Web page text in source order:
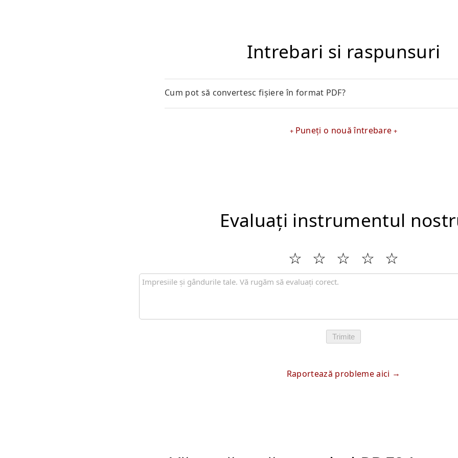
Intrebari si raspunsuri
Cum pot să convertesc fișiere în format PDF?
Puneți o nouă întrebare
Evaluați instrumentul
Trimite
Raportează probleme aici